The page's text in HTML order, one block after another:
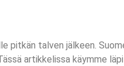
pitkän talven jälkeen.
artikkelissa käymme